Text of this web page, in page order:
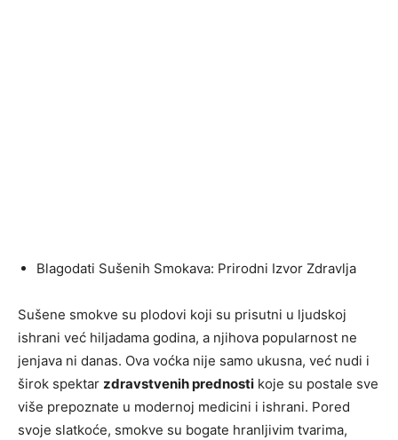
Blagodati Sušenih Smokava: Prirodni Izvor Zdravlja
Sušene smokve su plodovi koji su prisutni u ljudskoj
ishrani već hiljadama godina, a njihova popularnost ne
jenjava ni danas. Ova voćka nije samo ukusna, već nudi i
širok spektar zdravstvenih prednosti koje su postale sve
više prepoznate u modernoj medicini i ishrani. Pored
svoje slatkoće, smokve su bogate hranljivim tvarima,